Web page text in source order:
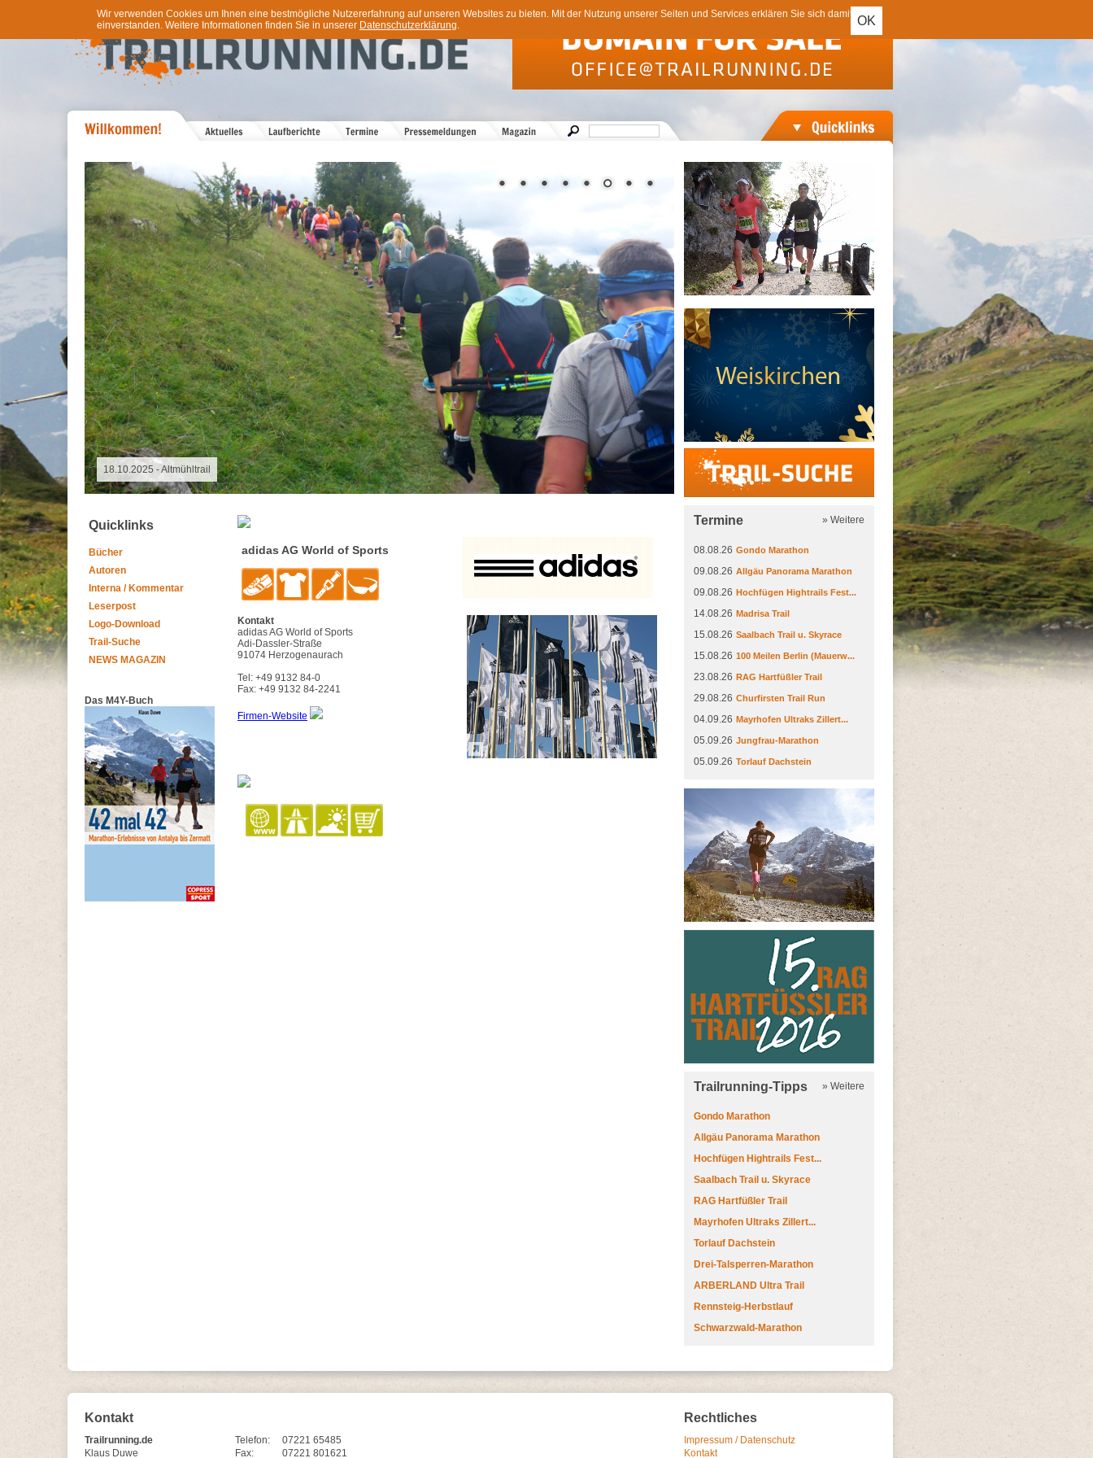
OK
Wir verwenden Cookies um Ihnen eine bestmögliche Nutzererfahrung auf unseren Websites zu bieten. Mit der Nutzung unserer Seiten und Services erklären Sie sich damit
einverstanden. Weitere Informationen finden Sie in unserer Datenschutzerklärung.
08.08.2026 - Special Event
Trail-Suche
Quicklinks
Bücher
Autoren
Interna / Kommentar
Leserpost
Logo-Download
Trail-Suche
NEWS MAGAZIN
Das M4Y-Buch
adidas AG World of Sports
Kontakt
adidas AG World of Sports
Adi-Dassler-Straße
91074 Herzogenaurach
Tel: +49 9132 84-0
Fax: +49 9132 84-2241
Firmen-Website
Termine » Weitere
08.08.26 Gondo Marathon
09.08.26 Allgäu Panorama Marathon
09.08.26 Hochfügen Hightrails Fest...
14.08.26 Madrisa Trail
15.08.26 Saalbach Trail u. Skyrace
15.08.26 100 Meilen Berlin (Mauerw...
23.08.26 RAG Hartfüßler Trail
29.08.26 Churfirsten Trail Run
04.09.26 Mayrhofen Ultraks Zillert...
05.09.26 Jungfrau-Marathon
05.09.26 Torlauf Dachstein
Trailrunning-Tipps » Weitere
Gondo Marathon
Allgäu Panorama Marathon
Hochfügen Hightrails Fest...
Saalbach Trail u. Skyrace
RAG Hartfüßler Trail
Mayrhofen Ultraks Zillert...
Torlauf Dachstein
Drei-Talsperren-Marathon
ARBERLAND Ultra Trail
Rennsteig-Herbstlauf
Schwarzwald-Marathon
Kontakt
Trailrunning.de
Klaus Duwe
Telefon:
07221 65485
Fax:
07221 801621
Rechtliches
Impressum / Datenschutz
Kontakt